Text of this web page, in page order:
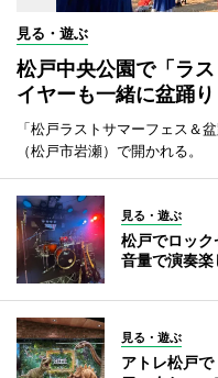
見る・遊ぶ
松戸中央公園で「ラ
イヤーも一緒に盆踊り
「松戸ラストサマーフェス＆
（松戸市岩瀬）で開かれる。
見る・遊ぶ
松戸でロッ
音量で演奏楽
見る・遊ぶ
アトレ松戸